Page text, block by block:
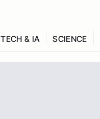
TECH & IA SCIENCE